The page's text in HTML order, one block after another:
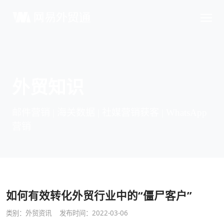
如何有效转化外贸行业中的“僵尸客户”
类别： 外贸资讯 发布时间：2022-03-06